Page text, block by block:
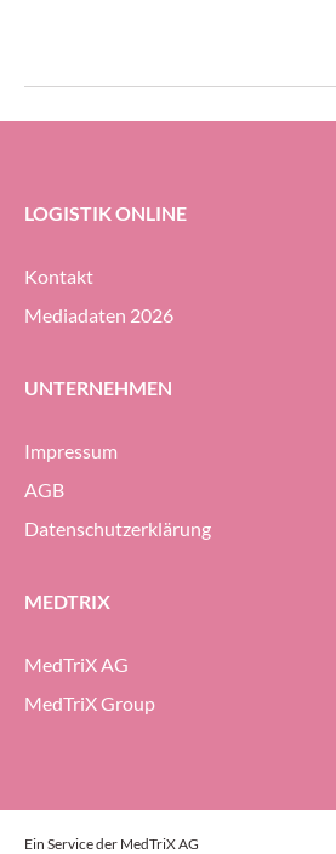
LOGISTIK ONLINE
Kontakt
Mediadaten 2026
UNTERNEHMEN
Impressum
AGB
Datenschutzerklärung
MEDTRIX
MedTriX AG
MedTriX Group
Ein Service der MedTriX AG